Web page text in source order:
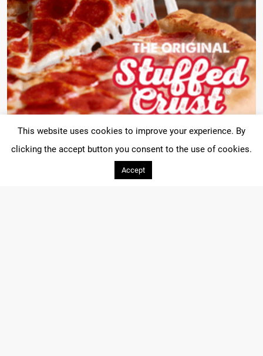
This website uses cookies to improve your experience. By
clicking the accept button you consent to the use of cookies.
Accept